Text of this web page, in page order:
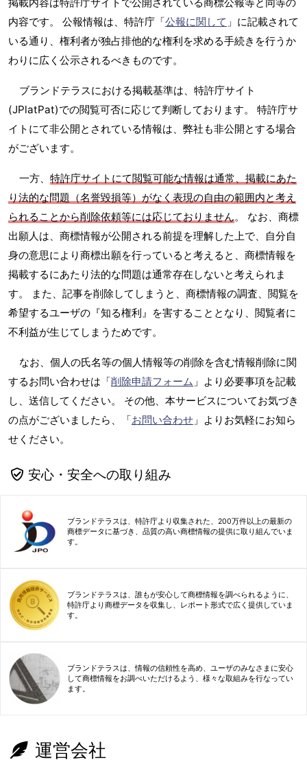
掲載内容は特許庁サイトで公開されている商標公報等と同等の
内容です。 公報情報は、特許庁「公報に関して 」に記載されて
いる通り、権利者が独占排他的な権利を求める手続きを行うか
わりに広く公示されるべきものです。
ブランドテラスにおける掲載基準は、特許庁サイト
(JPlatPat)での閲覧可否に応じて判断しております。 特許庁サ
イトにて非公開とされている情報は、弊社も非公開とする場合
がございます。
一方、 特許庁サイトにて閲覧可能な情報は通常、掲載にあた
り法的な問題（名誉毀損等）がなく表現の自由の範囲内と考え
られることから削除依頼等には応じておりません。 なお、商標
出願人は、商標情報が公開される前提を理解した上で、自分自
身の意思により商標出願を行っていると考えると、商標情報を
掲載するにあたり法的な問題は通常存在しないと考えられま
す。 また、記事を削除してしまうと、商標情報の調査、閲覧を
希望するユーザの『知る権利』を害することとなり、閲覧者に
不利益が生じてしまうためです。
なお、個人の氏名等の個人情報等の削除を含む情報削除に関
するお問い合わせは「削除申請フォーム 」より必要事項を記載
し、送信してください。 その他、本サービスについてお気づき
の点がございましたら、「お問い合わせ 」よりお気軽にお知ら
せください。
安心・安全への取り組み
ブランドテラスは、特許庁より収集された、200万件以上の最新の
商標データに基づき、品質の高い商標情報の提供に取り組んでいま
す。
ブランドテラスは、誰もが安心して商標情報を調べられるように、
特許庁より商標データを収集し、レポート形式で広く提供していま
す。
ブランドテラスは、情報の信頼性を高め、ユーザのみなさまに安心
して商標情報をお調べいただけるよう、様々な取組みを行なってい
ます。
運営会社